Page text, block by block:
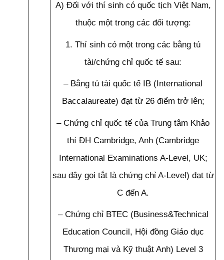
A) Đối với thí sinh có quốc tịch Việt Nam,
thuộc một trong các đối tượng:
1. Thí sinh có một trong các bằng tú
tài/chứng chỉ quốc tế sau:
– Bằng tú tài quốc tế IB (International
Baccalaureate) đạt từ 26 điểm trở lên;
– Chứng chỉ quốc tế của Trung tâm Khảo
thí ĐH Cambridge, Anh (Cambridge
International Examinations A-Level, UK;
sau đây gọi tắt là chứng chỉ A-Level) đạt từ
C đến A.
– Chứng chỉ BTEC (Business&Technical
Education Council, Hội đồng Giáo dục
Thương mại và Kỹ thuật Anh) Level 3